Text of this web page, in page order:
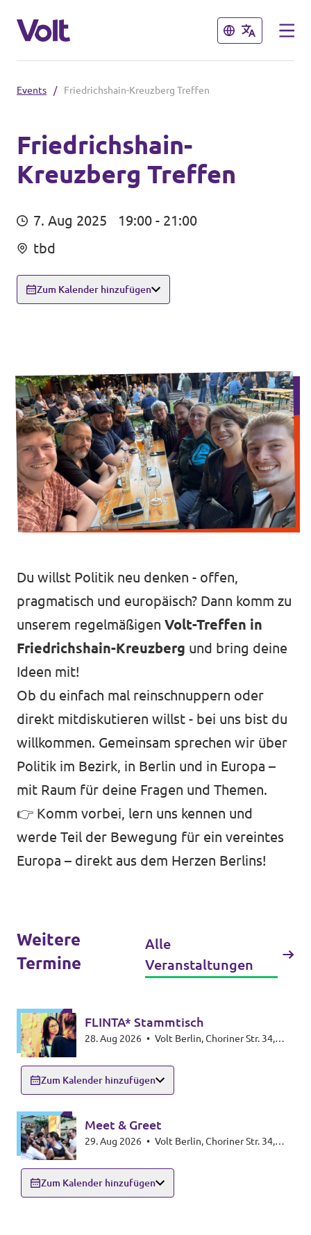
Schließen
Sprache auswählen
Deutsch
Weitere Volt-Websites in
Deutschland
unf*ck berlin
Schließen
Programm
Menschen
Neuigkeiten
unf*ck berlin
Mitmachen
Spenden
unf*ck berlin
Datenschutz
Transparenz
Events / Friedrichshain-Kreuzberg Treffen
Friedrichshain-
Kreuzberg Treffen
7. Aug 2025
19:00 - 21:00
tbd
Zum Kalender hinzufügen
Du willst Politik neu denken - offen,
pragmatisch und europäisch? Dann komm zu
unserem regelmäßigen Volt-Treffen in
Friedrichshain-Kreuzberg und bring deine
Ideen mit!
Ob du einfach mal reinschnuppern oder
direkt mitdiskutieren willst - bei uns bist du
willkommen. Gemeinsam sprechen wir über
Politik im Bezirk, in Berlin und in Europa –
mit Raum für deine Fragen und Themen.
👉 Komm vorbei, lern uns kennen und
werde Teil der Bewegung für ein vereintes
Europa – direkt aus dem Herzen Berlins!
Weitere
Termine
Alle
Veranstaltungen
FLINTA* Stammtisch
28. Aug 2026 •
Zum Kalender hinzufügen
Meet & Greet
29. Aug 2026 •
Zum Kalender hinzufügen